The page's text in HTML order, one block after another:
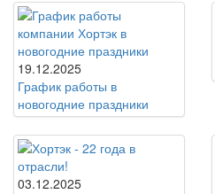
19.12.2025
График работы в
новогодние праздники
03.12.2025